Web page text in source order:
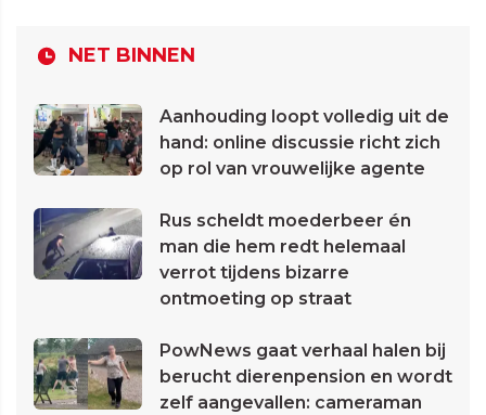
NET BINNEN
Aanhouding loopt volledig uit de
hand: online discussie richt zich
op rol van vrouwelijke agente
Rus scheldt moederbeer én
man die hem redt helemaal
verrot tijdens bizarre
ontmoeting op straat
PowNews gaat verhaal halen bij
berucht dierenpension en wordt
zelf aangevallen: cameraman